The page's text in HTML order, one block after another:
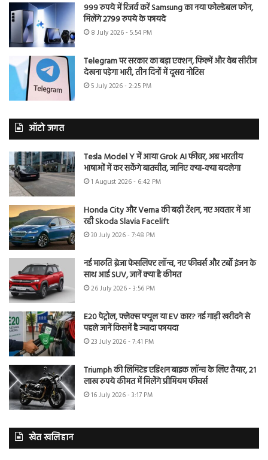
999 रुपये में रिजर्व करें Samsung का नया फोल्डेबल फोन,
मिलेंगे 2799 रुपये के फायदे
8 July 2026 - 5:54 PM
Telegram पर सरकार का बड़ा एक्शन, फिल्में और वेब सीरीज
देखना पड़ेगा भारी, तीन दिनों में दूसरा नोटिस
5 July 2026 - 2:25 PM
ऑटो जगत
Tesla Model Y में आया Grok AI फीचर, अब भारतीय
भाषाओं में कर सकेंगे बातचीत, जानिए क्या-क्या बदलेगा
1 August 2026 - 6:42 PM
Honda City और Verna की बढ़ी टेंशन, नए अवतार में आ
रही Skoda Slavia Facelift
30 July 2026 - 7:48 PM
नई मारुति ब्रेजा फेसलिफ्ट लॉन्च, नए फीचर्स और टर्बो इंजन के
साथ आई SUV, जानें क्या है कीमत
26 July 2026 - 3:56 PM
E20 पेट्रोल, फ्लेक्स फ्यूल या EV कार? नई गाड़ी खरीदने से
पहले जानें किसमें है ज्यादा फायदा
23 July 2026 - 7:41 PM
Triumph की लिमिटेड एडिशन बाइक लॉन्च के लिए तैयार, 21
लाख रुपये कीमत में मिलेंगे प्रीमियम फीचर्स
16 July 2026 - 3:17 PM
खेत खलिहान